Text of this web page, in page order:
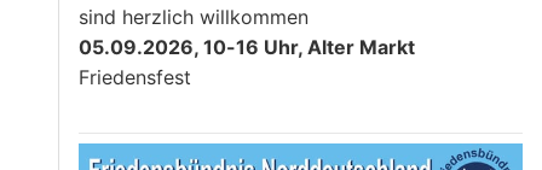
sind herzlich willkommen
05.09.2026, 10-16 Uhr, Alter Markt
Friedensfest